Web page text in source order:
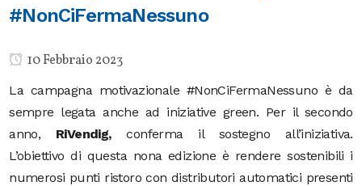
#NonCiFermaNessuno
10 Febbraio 2023
La campagna motivazionale #NonCiFermaNessuno è da
sempre legata anche ad iniziative green. Per il secondo
anno, RiVendig,conferma il sostegno all’iniziativa.
L’obiettivo di questa nona edizione è rendere sostenibili i
numerosi punti ristoro con distributori automatici presenti